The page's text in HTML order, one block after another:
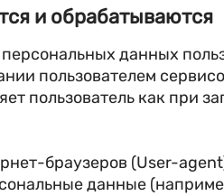
и обрабатываются
данных
пользователем
пользователь как при
браузеров (User-
данные